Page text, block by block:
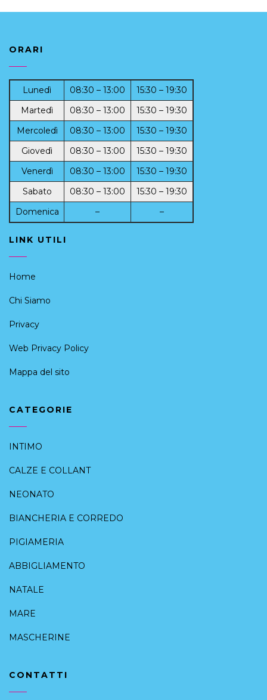
ORARI
Lunedì 08:30 – 13:00
15:30 – 19:30
Martedì
08:30 – 13:00
15:30 – 19:30
Mercoledì
08:30 – 13:00
15:30 – 19:30
Giovedì
08:30 – 13:00
15:30 – 19:30
Venerdì
08:30 – 13:00
15:30 – 19:30
Sabato
08:30 – 13:00
15:30 – 19:30
Domenica
– –
LINK UTILI
Home
Chi Siamo
Privacy
Web Privacy Policy
Mappa del sito
CATEGORIE
INTIMO
CALZE E COLLANT
NEONATO
BIANCHERIA E CORREDO
PIGIAMERIA
ABBIGLIAMENTO
NATALE
MARE
MASCHERINE
CONTATTI